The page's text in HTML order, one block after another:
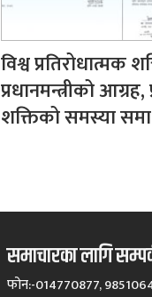
विश्व प्रतिरोधात्मक
प्रधानमन्त्रीको
शक्तिको समस्या
समाचारका लागि
फोन:-014770877,